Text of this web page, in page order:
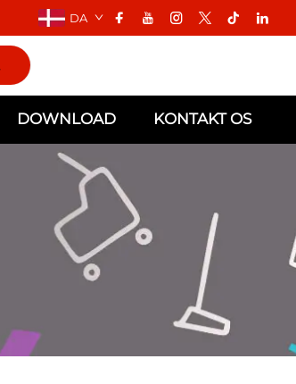
DA
DOWNLOAD KONTAKT OS